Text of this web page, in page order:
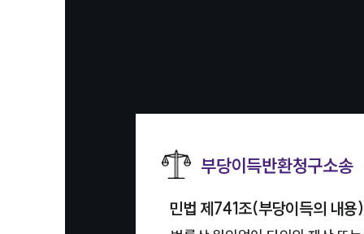
부당이득반환청구소송
민법 제741조(부당이득의 내용)